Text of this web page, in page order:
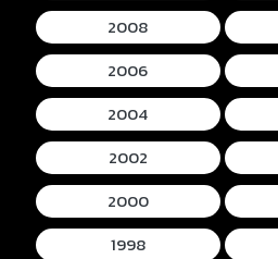
2008
2006
2004
2002
2000
1998